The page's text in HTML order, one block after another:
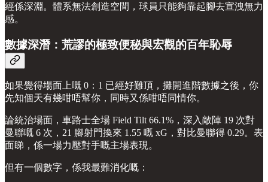
經係深淵。體系無法創造空間，球員只能夠靠起腳去宣洩無力
感。
數據深潛：荒謬的極致便秘與宏觀的百年恥辱
如果覺得場面上嘅 0：1 已經好難頂，攤開進階數據之後，你
先知個天有幾咁唔幫你，同時又係咁唔同情你。
論統治場面，車路士全場 Field Tilt 66.1%，深入敵陣 19 次對
曼聯嘅 6 次，21 腳射門換來 1.55 嘅 xG，對比曼聯得 0.29。表
面睇，係一場力壓對手嘅主場表現。
但有一個數字，係我最難消化嘅：